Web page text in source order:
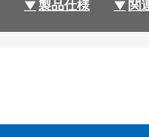
製品仕様 関